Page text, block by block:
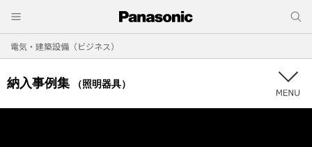
電気・建築設備（ビジネス）
納入事例集 （照明器具）